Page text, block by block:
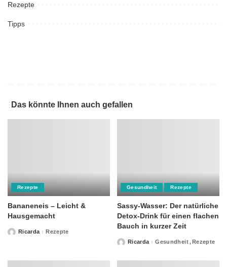
Rezepte
Tipps
Das könnte Ihnen auch gefallen
Rezepte
Bananeneis – Leicht &
Hausgemacht
PostedRicarda Rezepte
Gesundheit Rezepte
Sassy-Wasser: Der natürliche
Detox-Drink für einen flachen
Bauch in kurzer Zeit
PostedRicarda Gesundheit Rezepte